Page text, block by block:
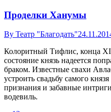
Проделки Ханумы
By Театр "Благодать"
Колоритный Тифлис, конца
состояние князь надеется
браком. Известные свахи
устроить свадьбу самого
признания и забавные
водевиль.